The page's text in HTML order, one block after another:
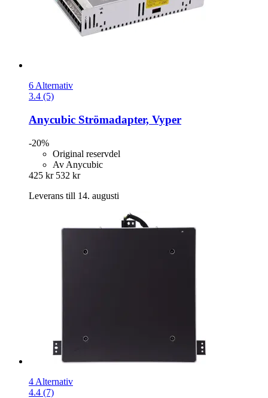
6 Alternativ
3.4 (5)
Anycubic Strömadapter, Vyper
-20%
Original reservdel
Av Anycubic
425 kr 532 kr
Leverans till 14. augusti
4 Alternativ
4.4 (7)